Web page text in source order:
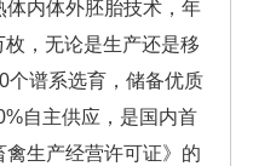
内体外胚胎技术，年
，无论是生产还是移
个谱系选育，储备优质
自主供应，是国内首
生产经营许可证》的